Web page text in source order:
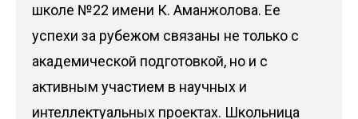
школе №22 имени К. Аманжолова. Ее
успехи за рубежом связаны не только с
академической подготовкой, но и с
активным участием в научных и
интеллектуальных проектах. Школьница